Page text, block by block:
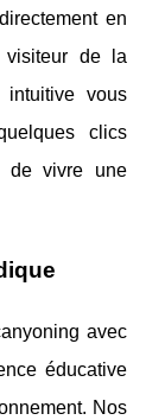
en
visiteur de la
intuitive vous
clics
de vivre une
avec
éducative
Nos